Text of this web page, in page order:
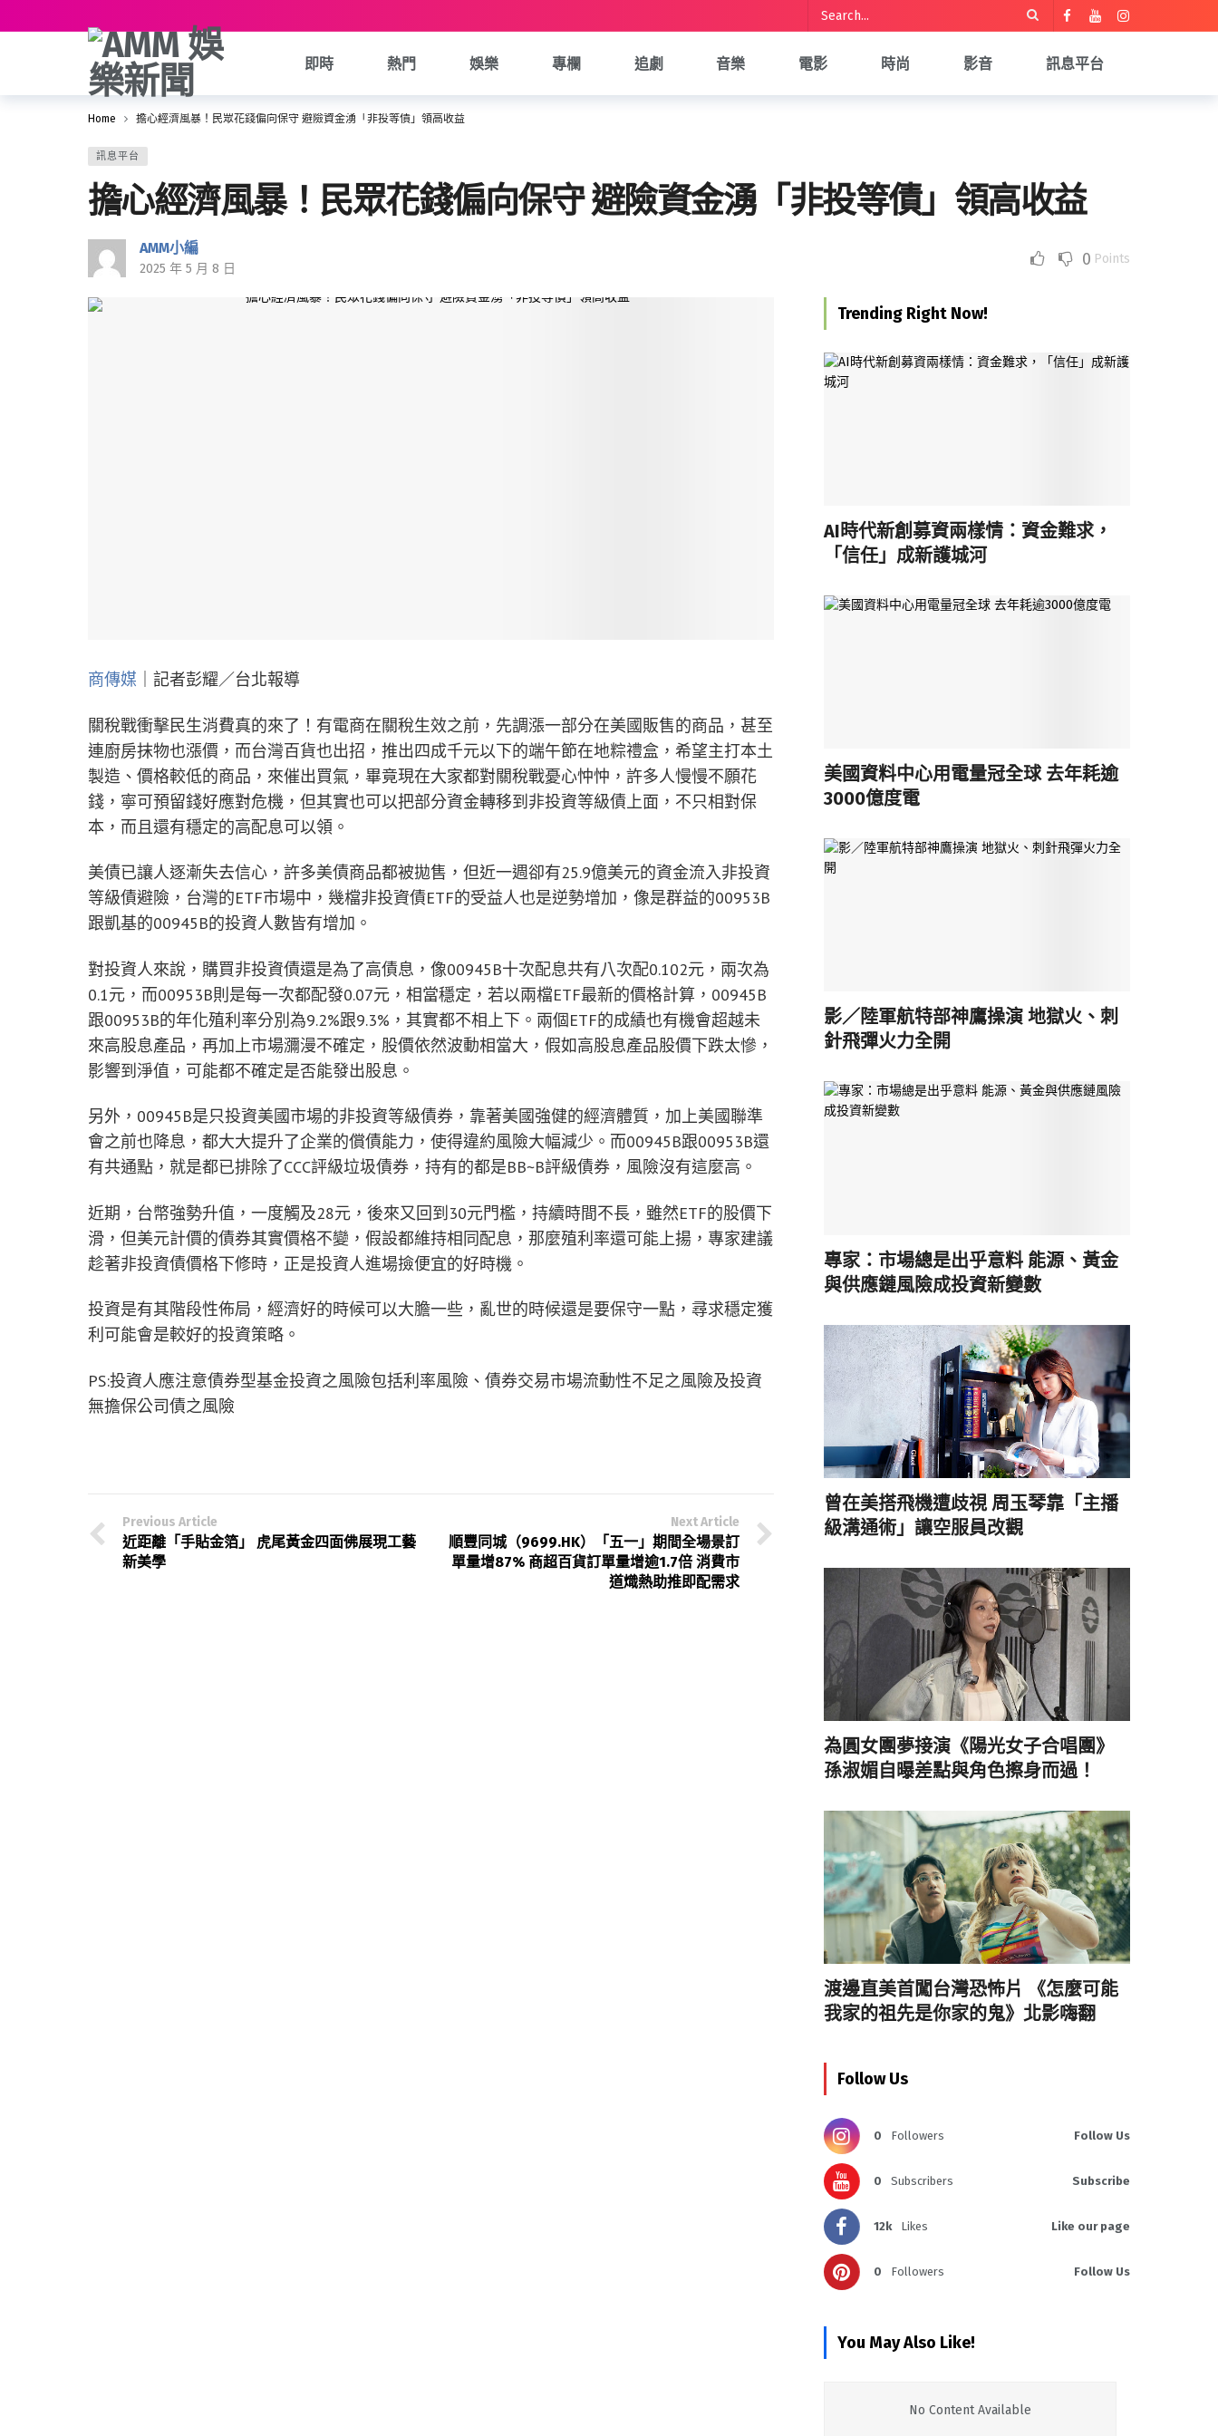
即時 熱門 娛樂 專欄 追劇 音樂 電影 時尚 影音 訊息平台
Home 擔心經濟風暴！民眾花錢偏向保守 避險資金湧「非投等債」領高收益
訊息平台
擔心經濟風暴！民眾花錢偏向保守 避險資金湧「非投等債」領高收益
AMM小編
2025 年 5 月 8 日 0 Points
商傳媒 ｜記者彭耀／台北報導
關稅戰衝擊民生消費真的來了！有電商在關稅生效之前，先調漲一部分在美國販售的商品，甚至
連廚房抹物也漲價，而台灣百貨也出招，推出四成千元以下的端午節在地粽禮盒，希望主打本土
製造、價格較低的商品，來催出買氣，畢竟現在大家都對關稅戰憂心忡忡，許多人慢慢不願花
錢，寧可預留錢好應對危機，但其實也可以把部分資金轉移到非投資等級債上面，不只相對保
本，而且還有穩定的高配息可以領。
美債已讓人逐漸失去信心，許多美債商品都被拋售，但近一週卻有25.9億美元的資金流入非投資
等級債避險，台灣的ETF市場中，幾檔非投資債ETF的受益人也是逆勢增加，像是群益的00953B
跟凱基的00945B的投資人數皆有增加。
對投資人來說，購買非投資債還是為了高債息，像00945B十次配息共有八次配0.102元，兩次為
0.1元，而00953B則是每一次都配發0.07元，相當穩定，若以兩檔ETF最新的價格計算，00945B
跟00953B的年化殖利率分別為9.2%跟9.3%，其實都不相上下。兩個ETF的成績也有機會超越未
來高股息產品，再加上市場瀰漫不確定，股價依然波動相當大，假如高股息產品股價下跌太慘，
影響到淨值，可能都不確定是否能發出股息。
另外，00945B是只投資美國市場的非投資等級債券，靠著美國強健的經濟體質，加上美國聯準
會之前也降息，都大大提升了企業的償債能力，使得違約風險大幅減少。而00945B跟00953B還
有共通點，就是都已排除了CCC評級垃圾債券，持有的都是BB~B評級債券，風險沒有這麼高。
近期，台幣強勢升值，一度觸及28元，後來又回到30元門檻，持續時間不長，雖然ETF的股價下
滑，但美元計價的債券其實價格不變，假設都維持相同配息，那麼殖利率還可能上揚，專家建議
趁著非投資債價格下修時，正是投資人進場撿便宜的好時機。
投資是有其階段性佈局，經濟好的時候可以大膽一些，亂世的時候還是要保守一點，尋求穩定獲
利可能會是較好的投資策略。
PS:投資人應注意債券型基金投資之風險包括利率風險、債券交易市場流動性不足之風險及投資
無擔保公司債之風險
Previous Article
近距離「手貼金箔」 虎尾黃金四面佛展現工藝
新美學
Next Article
順豐同城（9699.HK）「五一」期間全場景訂
單量增87% 商超百貨訂單量增逾1.7倍 消費市
道熾熱助推即配需求
Trending Right Now!
AI時代新創募資兩樣情：資金難求，
「信任」成新護城河
美國資料中心用電量冠全球 去年耗逾
3000億度電
影／陸軍航特部神鷹操演 地獄火、刺
針飛彈火力全開
專家：市場總是出乎意料 能源、黃金
與供應鏈風險成投資新變數
曾在美搭飛機遭歧視 周玉琴靠「主播
級溝通術」讓空服員改觀
為圓女團夢接演《陽光女子合唱團》
孫淑媚自曝差點與角色擦身而過！
渡邊直美首闖台灣恐怖片 《怎麼可能
我家的祖先是你家的鬼》北影嗨翻
Follow Us
0 Followers Follow Us
0 Subscribers Subscribe
12k Likes Like our page
0 Followers Follow Us
You May Also Like!
No Content Available